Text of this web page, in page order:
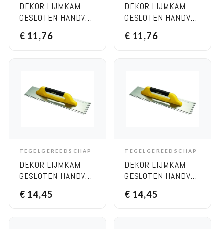
DEKOR LIJMKAM
GESLOTEN HANDVAT
120×300 MM 6×6
€ 11,76
DEKOR LIJMKAM
GESLOTEN HANDVAT
120×300 MM 8×8
€ 11,76
ADD TO CART
TEGELGEREEDSCHAP
DEKOR LIJMKAM
GESLOTEN HANDVAT
120×400 MM 10×10
€ 14,45
ADD TO CART
TEGELGEREEDSCHAP
DEKOR LIJMKAM
GESLOTEN HANDVAT
120×400 MM 4×4
€ 14,45